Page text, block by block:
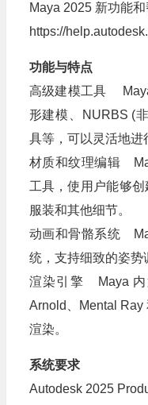
Maya 2025 新功能
https://
功能与特点
高级建模工具
形建模、NURBS (
具等，可以灵活地进
材质和纹理编辑
工具，使用户能够创
服装和其他细节。
动画和骨骼系统
统，支持细致的姿势
渲染引擎 Maya 内
Arnold、Mental Ray
渲染。
系统要求
Autodesk 2025